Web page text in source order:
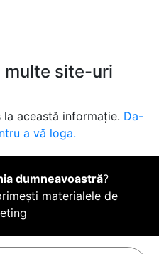
multe site-uri
această informație. Da-
a vă loga.
dumneavoastră?
materialele de